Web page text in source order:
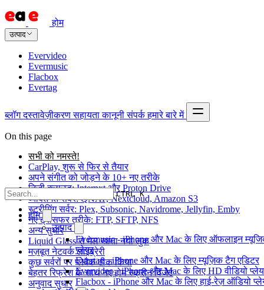
होम
उत्पाद
Evervideo
Evermusic
Flacbox
Evertag
ब्लॉग दस्तावेज़ीकरण सहायता कानूनी संपर्क हमारे बारे में
CTRL K
होम
उत्पाद
Evermusic - iPhone और Mac के लिए ऑफलाइन
प्लेयर
Evertag - iPhone और Mac के लिए म्यूज़िक टैग एडिटर
Evervideo - iPhone और Mac के लिए HD वीडियो
Flacbox - iPhone और Mac के लिए हाई-रेज़ ऑडियो
On this page
सभी को नमस्ते!
CarPlay, शुरू से फिर से तैयार
अपने संगीत को जोड़ने के 10+ नए तरीके
निजी क्लाउड: Internxt और Proton Drive
व्यक्तिगत सर्वर: QNAP, Nextcloud, Amazon S3
स्ट्रीमिंग सर्वर: Plex, Subsonic, Navidrome, Jellyfin, Emby
नए ट्रांसफर तरीके: FTP, SFTP, NFS
अन्य सुधार
Liquid Glass से मेल खाता नया लुक
मज़बूत नेटवर्क लाइब्रेरी
कुछ सर्वरों पर प्लेबैक ठीक किया
बेहतर रिफ्रेश के साथ नए होम स्क्रीन विजेट
अनुवाद सुधार